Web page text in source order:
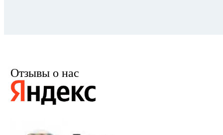
Отзывы о нас